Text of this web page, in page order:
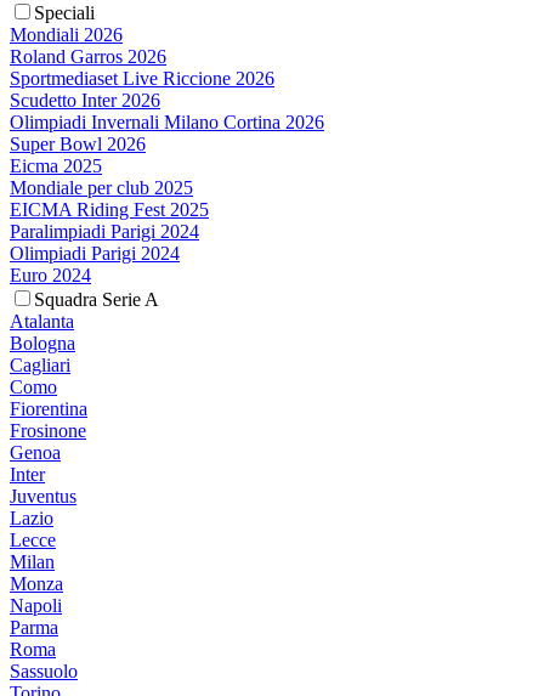
Speciali
Mondiali 2026
Roland Garros 2026
Sportmediaset Live Riccione 2026
Scudetto Inter 2026
Olimpiadi Invernali Milano Cortina 2026
Super Bowl 2026
Eicma 2025
Mondiale per club 2025
EICMA Riding Fest 2025
Paralimpiadi Parigi 2024
Olimpiadi Parigi 2024
Euro 2024
Squadra Serie A
Atalanta
Bologna
Cagliari
Como
Fiorentina
Frosinone
Genoa
Inter
Juventus
Lazio
Lecce
Milan
Monza
Napoli
Parma
Roma
Sassuolo